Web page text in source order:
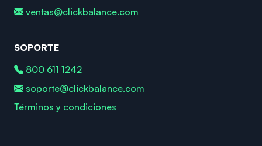
ventas@clickbalance.com
SOPORTE
800 611 1242
soporte@clickbalance.com
Términos y condiciones